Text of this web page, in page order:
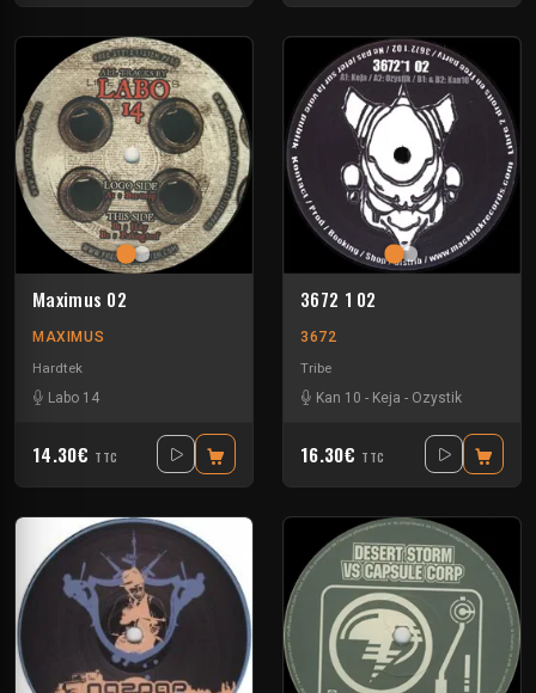
Maximus 02
MAXIMUS
Hardtek
Labo 14
14.30€ TTC
3672 1 02
3672
Tribe
Kan 10 - Keja - Ozystik
16.30€ TTC